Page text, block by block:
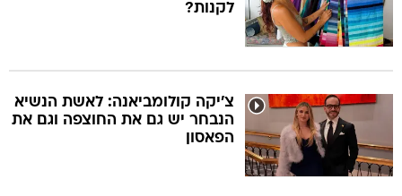
לקנות?
צ'יקה קולומביאנה: לאשת הנשיא
הנבחר יש גם את החוצפה וגם את
הפאסון